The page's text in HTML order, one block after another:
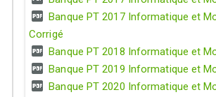
Banque PT 2017 Informatique et
Corrigé
Banque PT 2018 Informatique et
Banque PT 2019 Informatique et
Banque PT 2020 Informatique et